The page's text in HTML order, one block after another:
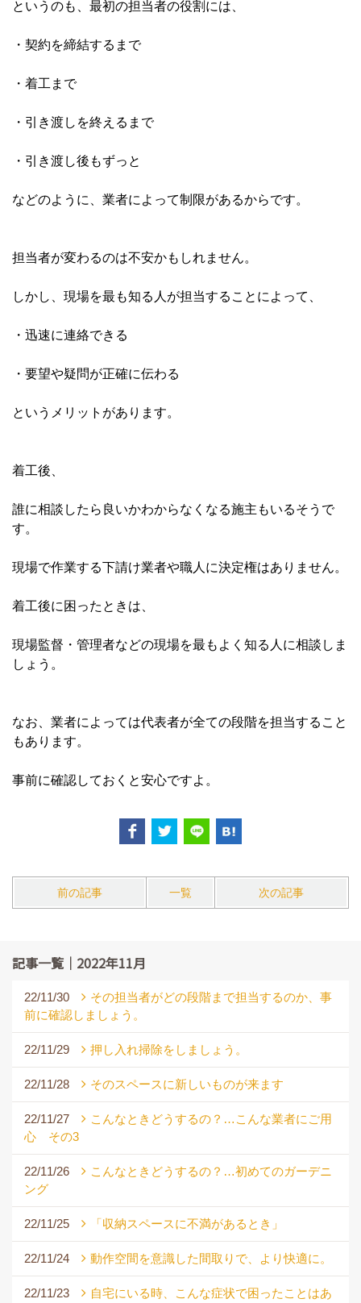
というのも、最初の担当者の役割には、
・契約を締結するまで
・着工まで
・引き渡しを終えるまで
・引き渡し後もずっと
などのように、業者によって制限があるからです。
担当者が変わるのは不安かもしれません。
しかし、現場を最も知る人が担当することによって、
・迅速に連絡できる
・要望や疑問が正確に伝わる
というメリットがあります。
着工後、
誰に相談したら良いかわからなくなる施主もいるそうで
す。
現場で作業する下請け業者や職人に決定権はありません。
着工後に困ったときは、
現場監督・管理者などの現場を最もよく知る人に相談しま
しょう。
なお、業者によっては代表者が全ての段階を担当すること
もありま す。
事前に確認しておくと安心ですよ。
前の記事 一覧 次の記事
記事一覧｜2022年11月
22/11/30
その担当者がどの段階まで担当するのか、事
前に確認しましょう。
22/11/29 押し入れ掃除をしましょう。
22/11/28 そのスペースに新しいものが来ます
22/11/27
こんなときどうするの？…こんな業者にご用
心 その3
22/11/26
こんなときどうするの？…初めてのガーデニ
ング
22/11/25 「収納スペースに不満があるとき」
22/11/24 動作空間を意識した間取りで、より快適に。
22/11/23
自宅にいる時、こんな症状で困ったことはあ